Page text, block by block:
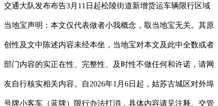
交通大队发布布告3月11日起松陵街道新增货运车辆限行区域
当地宝声明：本文仅代表做者小我概念，取当地宝无关。其原
创性及文中陈述内容未经本坐，当地宝对本文及此中全数或者
部门内容的实正在性、完整性、及时性不做任何和许诺，请网
友自行核实相关内容。自2026年1月6日起，姑苏古城区对外埠
号牌小客车（蓝牌）限行办法打消，具体内容请见注释。交管